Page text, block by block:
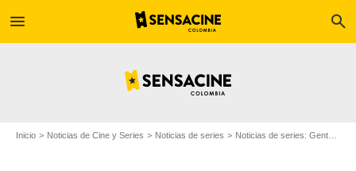
menu search
Inicio Noticias de Cine y Series Noticias de series Noticias de series: Gente